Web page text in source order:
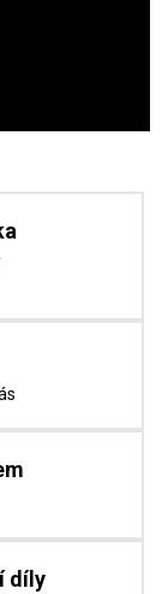
díly